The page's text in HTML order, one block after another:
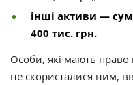
інші активи —
400 тис. грн.
Особи, які мають право
не скористалися ним,